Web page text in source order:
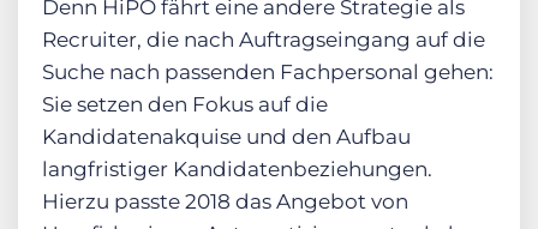
Denn HiPO fährt eine andere Strategie als
Recruiter, die nach Auftragseingang auf die
Suche nach passenden Fachpersonal gehen:
Sie setzen den Fokus auf die
Kandidatenakquise und den Aufbau
langfristiger Kandidatenbeziehungen.
Hierzu passte 2018 das Angebot von